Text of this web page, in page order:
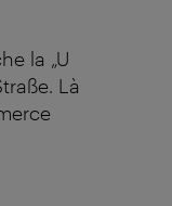
la „U
Là